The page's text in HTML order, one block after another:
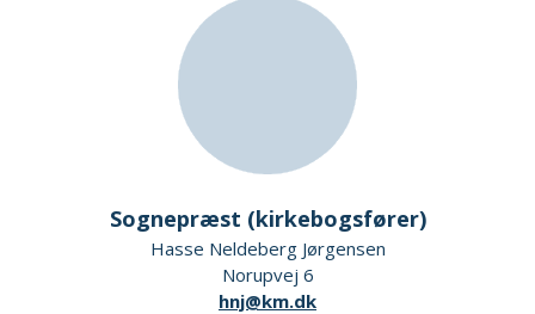
Sognepræst (kirkebogsfører)
Hasse Neldeberg Jørgensen
Norupvej 6
hnj@km.dk